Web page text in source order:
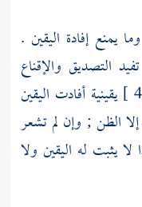
يمنع إفادة اليقين .
التصديق والإقناع
يقينية أفادت اليقين
الظن ; وإن لم تشعر
يثبت له اليقين ولا